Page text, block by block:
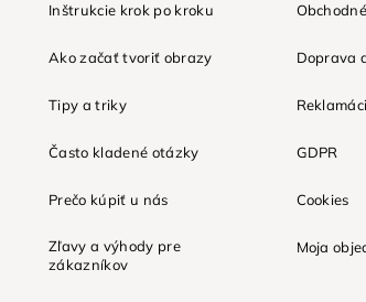
Inštrukcie krok po kroku
Ako začať tvoriť obrazy
Tipy a triky
Často kladené otázky
Prečo kúpiť u nás
Zľavy a výhody pre
zákazníkov
Doprava
GDPR
Cookies
Moja